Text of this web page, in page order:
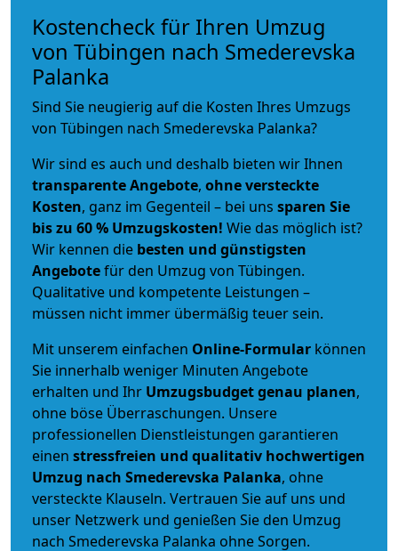
Kostencheck für Ihren Umzug
von Tübingen nach Smederevska
Palanka
Sind Sie neugierig auf die Kosten Ihres Umzugs
von Tübingen nach Smederevska Palanka?
Wir sind es auch und deshalb bieten wir Ihnen
transparente Angebote, ohne versteckte
Kosten, ganz im Gegenteil – bei uns sparen Sie
bis zu 60 % Umzugskosten! Wie das möglich ist?
Wir kennen die besten und günstigsten
Angebotefür den Umzug von Tübingen.
Qualitative und kompetente Leistungen –
müssen nicht immer übermäßig teuer sein.
Mit unserem einfachen Online-Formular können
Sie innerhalb weniger Minuten Angebote
erhalten und Ihr Umzugsbudgetgenau planen,
ohne böse Überraschungen. Unsere
professionellen Dienstleistungen garantieren
einen stressfreien und qualitativ hochwertigen
Umzug nach Smederevska Palanka, ohne
versteckte Klauseln. Vertrauen Sie auf uns und
unser Netzwerk und genießen Sie den Umzug
nach Smederevska Palanka ohne Sorgen.